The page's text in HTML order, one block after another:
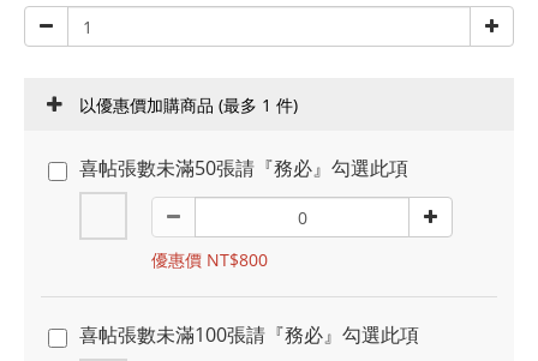
以優惠價加購商品 (最多 1 件)
喜帖張數未滿50張請『務必』勾選此項
優惠價 NT$800
喜帖張數未滿100張請『務必』勾選此項